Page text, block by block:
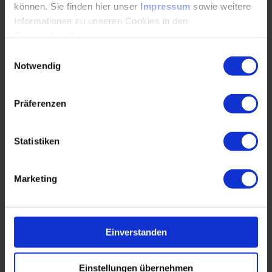
können. Sie finden hier unser Impressum sowie weitere
Informationen zu unseren Cookies in den
Notwendig
Präferenzen
Statistiken
Marketing
Einverstanden
Einstellungen übernehmen
Welche Unterstützung benötigt ein Betreiber
Die Bandbreite des ‚Bestimmungsgemäßen
Optimierungsschritte zur zustandsorientierten
Blickwinkel des Sachverständigen zur Instandhaltung
Auffälligkeiten bei
Sachverständigenüberprüfungen
Umgang mit Überschreitungen von Prüf- und
Maßnahmenwerten